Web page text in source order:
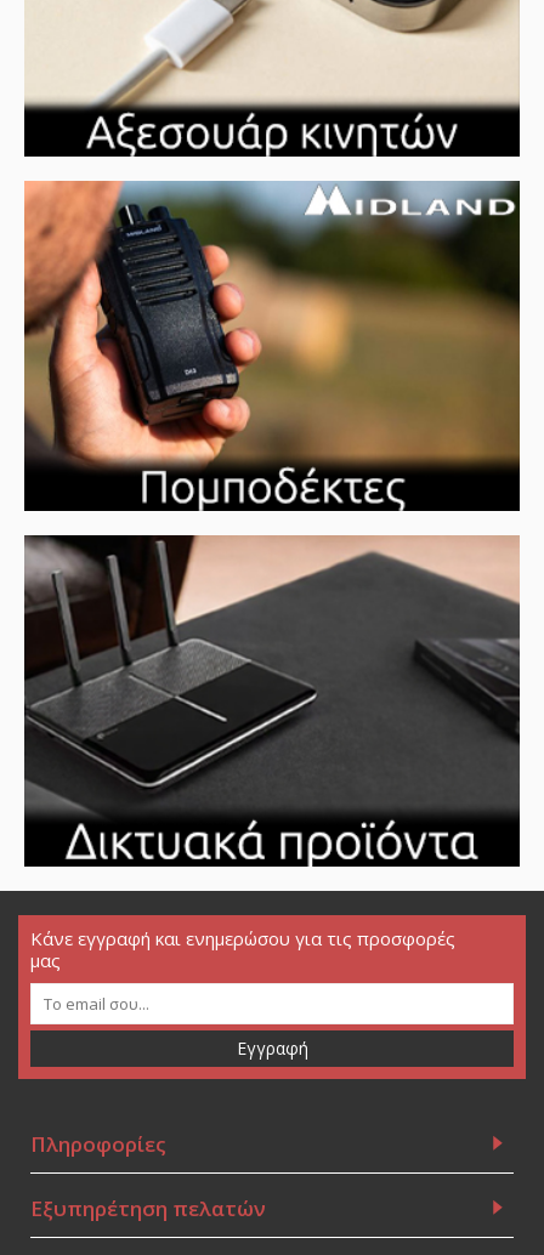
Κάνε εγγραφή και ενημερώσου για τις προσφορές
μας
Εγγραφή
Πληροφορίες
Εξυπηρέτηση πελατών